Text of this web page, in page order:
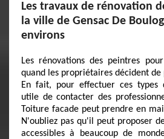
Les travaux de rénovation
la ville de Gensac De
environs
Les rénovations des peintres
quand les propriétaires décident de
En fait, pour effectuer ces types
utile de contacter des
Toiture facade peut prendre en
N'oubliez pas qu'il peut proposer
accessibles à beaucoup de